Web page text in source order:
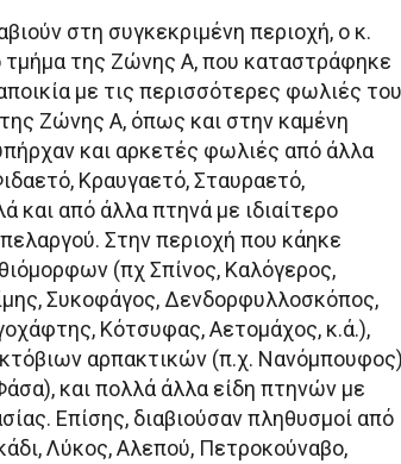
στη συγκεκριμένη περιοχή, ο κ.
της Ζώνης Α, που καταστράφηκε
με τις περισσότερες φωλιές του
Ζώνης Α, όπως και στην καμένη
και αρκετές φωλιές από άλλα
Κραυγαετό, Σταυραετό,
και από άλλα πτηνά με ιδιαίτερο
Στην περιοχή που κάηκε
(πχ Σπίνος, Καλόγερος,
Συκοφάγος, Δενδορφυλλοσκόπος,
Κότσυφας, Αετομάχος, κ.ά.),
αρπακτικών (π.χ.
και πολλά άλλα είδη πτηνών με
Επίσης, διαβιούσαν πληθυσμοί από
Λύκος, Αλεπού, Πετροκούναβο,